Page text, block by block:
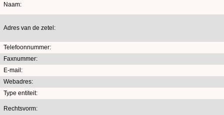
Naam:
Adres van de zetel:
Telefoonnummer:
Faxnummer:
E-mail:
Webadres:
Type entiteit:
Rechtsvorm: